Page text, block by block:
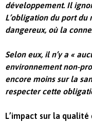
développement. Il
L’obligation du port
dangereux, où la
Selon eux, il n’y a «
environnement non-
encore moins sur la
respecter cette
L’impact sur la qualité